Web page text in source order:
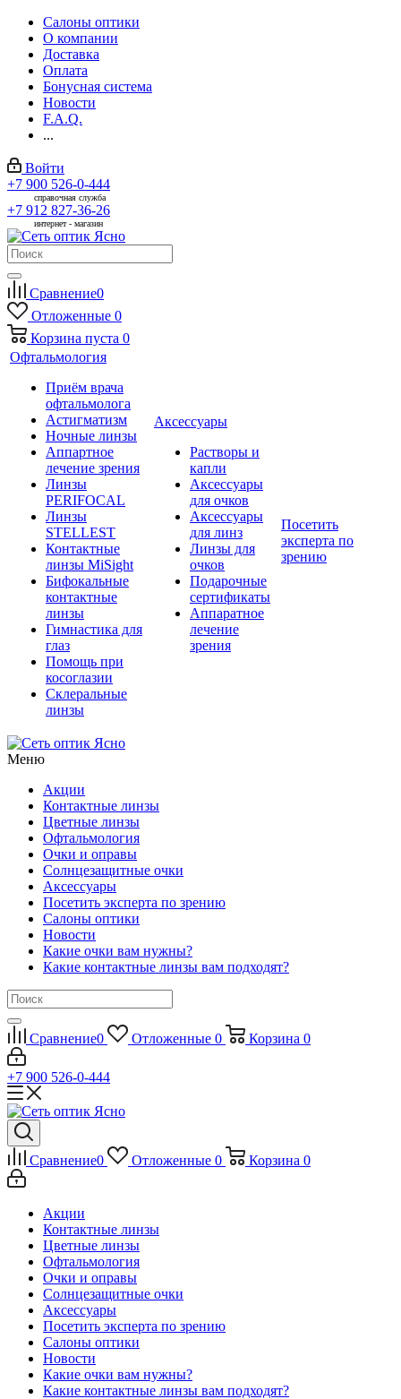
Салоны оптики
О компании
Доставка
Оплата
Бонусная система
Новости
F.A.Q.
...
Войти
+7 900 526-0-444
справочная служба
+7 912 827-36-26
интернет - магазин
Сравнение0
Отложенные 0
Корзина пуста 0
Офтальмология
Приём врача
офтальмолога
Астигматизм
Ночные линзы
Аппартное
лечение зрения
Линзы
PERIFOCAL
Линзы
STELLEST
Контактные
линзы MiSight
Бифокальные
контактные
линзы
Гимнастика для
глаз
Помощь при
косоглазии
Склеральные
линзы
Аксессуары
Растворы и
капли
Аксессуары
для очков
Аксессуары
для линз
Линзы для
очков
Подарочные
сертификаты
Аппаратное
лечение
зрения
Посетить
эксперта по
зрению
Меню
Акции
Контактные линзы
Цветные линзы
Офтальмология
Очки и оправы
Солнцезащитные очки
Аксессуары
Посетить эксперта по зрению
Салоны оптики
Новости
Какие очки вам нужны?
Какие контактные линзы вам подходят?
Сравнение0 Отложенные 0 Корзина 0
+7 900 526-0-444
Сравнение0 Отложенные 0 Корзина 0
Акции
Контактные линзы
Цветные линзы
Офтальмология
Очки и оправы
Солнцезащитные очки
Аксессуары
Посетить эксперта по зрению
Салоны оптики
Новости
Какие очки вам нужны?
Какие контактные линзы вам подходят?